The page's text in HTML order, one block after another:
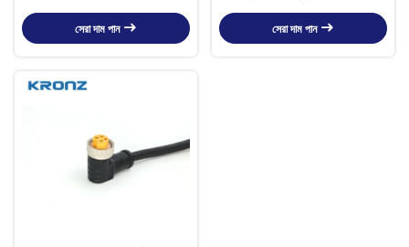
সেরা দাম পান
সেরা দাম পান